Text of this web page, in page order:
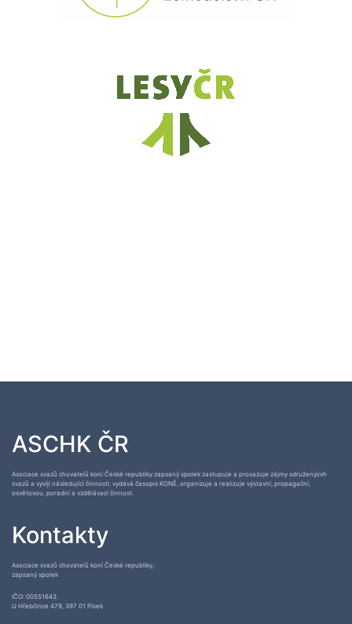
ASCHK ČR
Asociace svazů chovatelů koní České republiky zapsaný spolek zastupuje a prosazuje zájmy sdruženýcvh
svazů a vyvíjí následující činnosti: vydává časopis KONĚ, organizuje a realizuje výstavní, propagační,
osvětovou, poradní a vzdělávací činnost.
Kontakty
Asociace svazů chovatelů koní České republiky,
zapsaný spolek
IČO: 00551643
U Hřebčince 479, 397 01 Písek